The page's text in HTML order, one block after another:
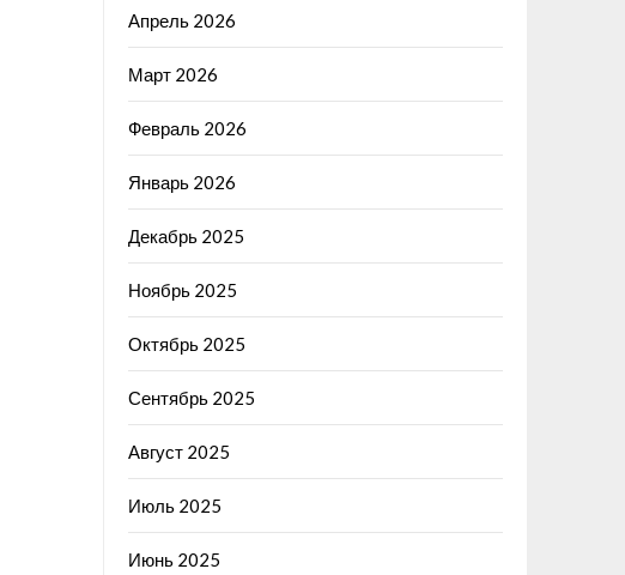
Апрель 2026
Март 2026
Февраль 2026
Январь 2026
Декабрь 2025
Ноябрь 2025
Октябрь 2025
Сентябрь 2025
Август 2025
Июль 2025
Июнь 2025